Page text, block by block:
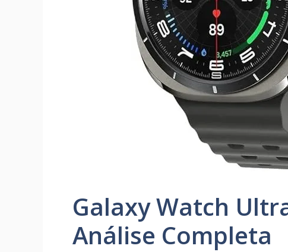
Galaxy Watch
Análise Completa